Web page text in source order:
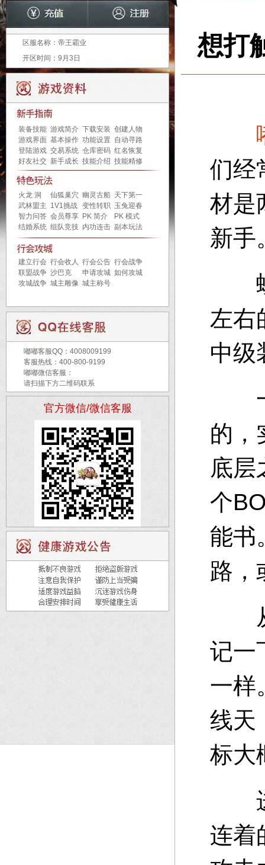
区服名称： 帝王霸业
开区时间： 9月3日
装备技能 游戏简介 下载安装 创建人物
游戏界面 基本操作 功能设置 自动寻路
登陆游戏 交易系统 仓库密码 红名恢复
好友社交 新手成长 技能介绍 技能精修
火龙 洞 仙狐巢穴 幽灵古船 天下第一
武林盟主 1V1挑战 变性转职 玉兔迎春
智力问答 会员尊享 PK 简介
PK 模式
结婚系统 组队竞技 内功连击 副本玩法
建立行会 行会收人 行会公告 行会战争
联盟战争 沙巴克 申请攻城 如何攻城
攻城战争 城主雕像 城主称号
嘟嘟客服QQ： 4008009199
客服热线：400-800-9199
嘟嘟微信客服：
请扫描下方二维码联系
官方微信/微信客服
想打
们经
材是
新手
蜈
左右
中级
一
的，
底层
个
能书
路，
从
记一
一样
线天
标大
进
连着